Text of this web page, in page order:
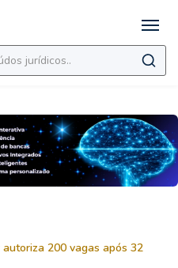
autoriza 200 vagas após 32